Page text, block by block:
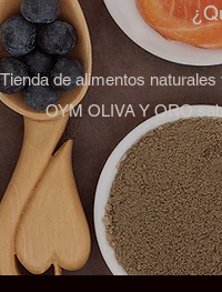
de alimentos
OYM OLIVA Y ORO